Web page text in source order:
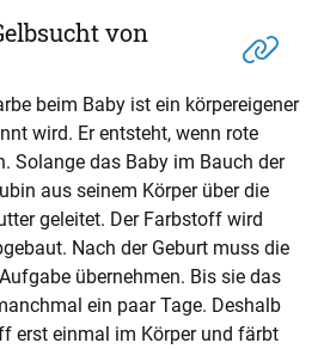
von
beim Baby ist ein körpereigener
wird. Er entsteht, wenn rote
Solange das Baby im Bauch der
aus seinem Körper über die
geleitet. Der Farbstoff wird
Nach der Geburt muss die
übernehmen. Bis sie das
ein paar Tage. Deshalb
erst einmal im Körper und färbt